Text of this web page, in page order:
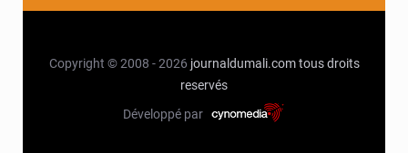
Copyright © 2008 - 2026 journaldumali.com tous droits
reservés
Développé par